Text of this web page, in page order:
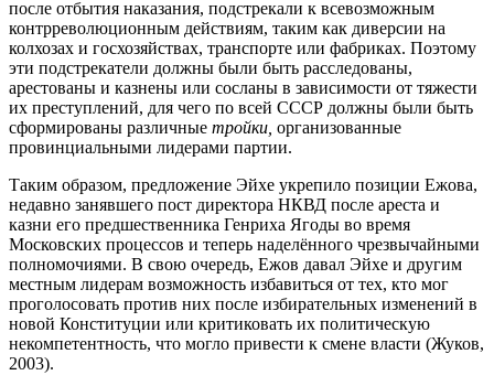
после отбытия наказания, подстрекали к всевозможным
контрреволюционным действиям, таким как диверсии на
колхозах и госхозяйствах, транспорте или фабриках. Поэтому
эти подстрекатели должны были быть расследованы,
арестованы и казнены или сосланы в зависимости от тяжести
их преступлений, для чего по всей СССР должны были быть
сформированы различные тройки, организованные
провинциальными лидерами партии.
Таким образом, предложение Эйхе укрепило позиции Ежова,
недавно занявшего пост директора НКВД после ареста и
казни его предшественника Генриха Ягоды во время
Московских процессов и теперь наделённого чрезвычайными
полномочиями. В свою очередь, Ежов давал Эйхе и другим
местным лидерам возможность избавиться от тех, кто мог
проголосовать против них после избирательных изменений в
новой Конституции или критиковать их политическую
некомпетентность, что могло привести к смене власти (Жуков,
2003).